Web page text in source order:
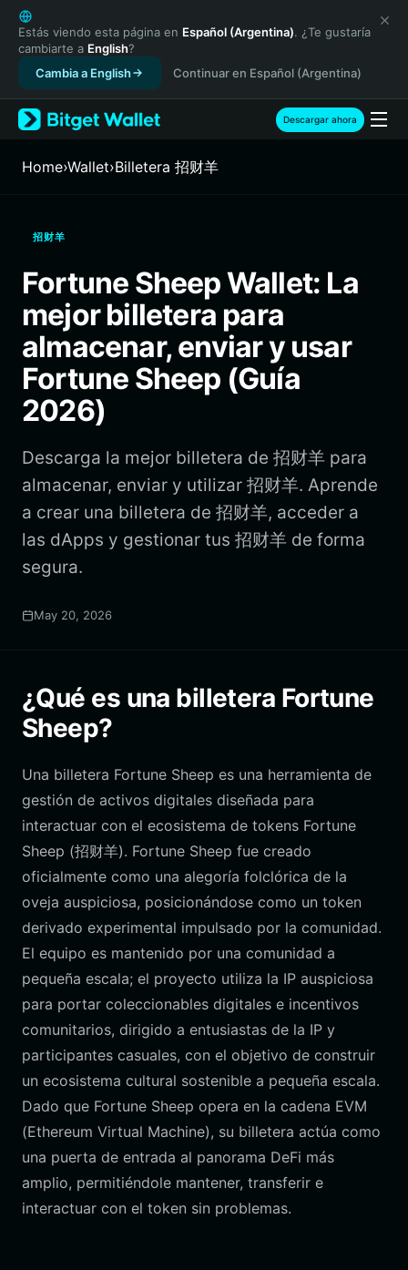
English
日本語
Tiếng Việt
Русский
Español (Latinoamérica)
Türkçe
Français
繁體中文
Bahasa Indonesia
ภาษาไทย
Español
Português (Brasil)
Español (Argentina)
Estás viendo esta página en Español (Argentina). ¿Te gustaría
cambiarte a English?
Cambia a English
Continuar en Español (Argentina)
Descargar ahora
Home›Wallet›Billetera 招财羊
招财羊
Fortune Sheep Wallet: La
mejor billetera para
almacenar, enviar y usar
Fortune Sheep (Guía
2026)
Descarga la mejor billetera de 招财羊 para
almacenar, enviar y utilizar 招财羊. Aprende
a crear una billetera de 招财羊, acceder a
las dApps y gestionar tus 招财羊 de forma
segura.
May 20, 2026
¿Qué es una billetera Fortune
Sheep?
Una billetera Fortune Sheep es una herramienta de
gestión de activos digitales diseñada para
interactuar con el ecosistema de tokens Fortune
Sheep (招财羊). Fortune Sheep fue creado
oficialmente como una alegoría folclórica de la
oveja auspiciosa, posicionándose como un token
derivado experimental impulsado por la comunidad.
El equipo es mantenido por una comunidad a
pequeña escala; el proyecto utiliza la IP auspiciosa
para portar coleccionables digitales e incentivos
comunitarios, dirigido a entusiastas de la IP y
participantes casuales, con el objetivo de construir
un ecosistema cultural sostenible a pequeña escala.
Dado que Fortune Sheep opera en la cadena EVM
(Ethereum Virtual Machine), su billetera actúa como
una puerta de entrada al panorama DeFi más
amplio, permitiéndole mantener, transferir e
interactuar con el token sin problemas.